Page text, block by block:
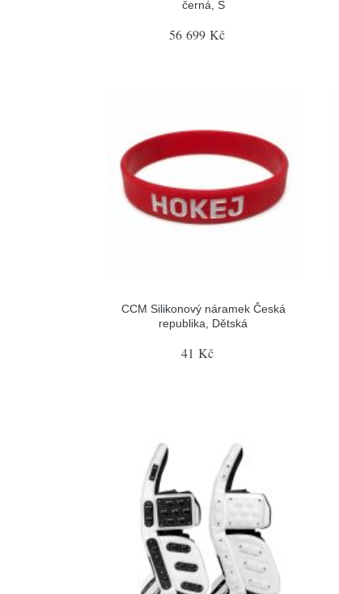
černá, S
56 699 Kč
CCM Silikonový náramek Česká
republika, Dětská
41 Kč